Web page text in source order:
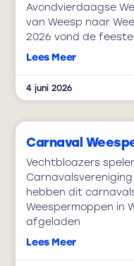
Avondvierdaagse
van Weesp naar
2026 vond de
Lees Meer
4 juni 2026
Carnaval
Vechtbloazers
hebben dit
Weespermoppen in
afgeladen
Lees Meer